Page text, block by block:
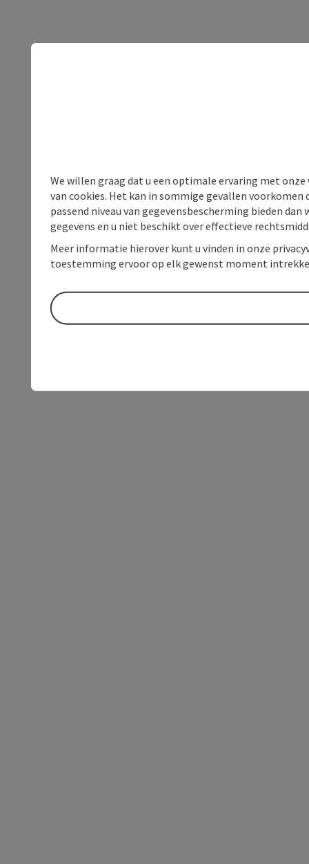
We willen graag dat u een optimale ervaring met
van cookies. Het kan in sommige gevallen voorkomen
passend niveau van gegevensbescherming bieden
gegevens en u niet beschikt over effectieve
Meer informatie hierover kunt u vinden in onze
toestemming ervoor op elk gewenst moment